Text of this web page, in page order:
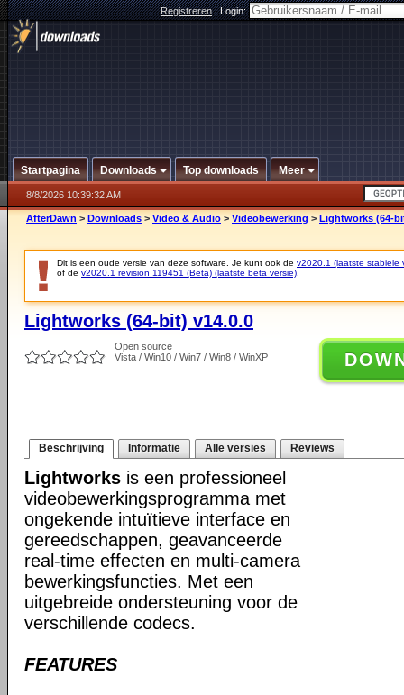
Registreren|Login:
Startpagina Downloads Top downloads Meer
8/8/2026 10:39:32 AM
AfterDawn > Downloads > Video & Audio > Videobewerking > Lightworks (64-
Dit is een oude versie van deze software. Je kunt ook de v2020.1 (laatste stabiele
of de v2020.1 revision 119451 (Beta) (laatste beta versie)
Lightworks (64-bit) v14.0.0
Open source
Vista / Win10 / Win7 / Win8 / WinXP
Beschrijving Informatie Alle versies Reviews
Lightworks is een professioneel
videobewerkingsprogramma met
ongekende intuïtieve interface en
gereedschappen, geavanceerde
real-time effecten en multi-camera
bewerkingsfuncties. Met een
uitgebreide ondersteuning voor de
verschillende codecs.
FEATURES